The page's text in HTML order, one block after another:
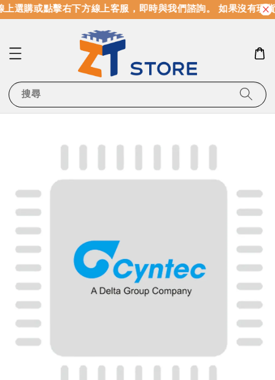
選購或點擊右下方線上客服，即時與我們諮詢。 如果沒有現
搜尋